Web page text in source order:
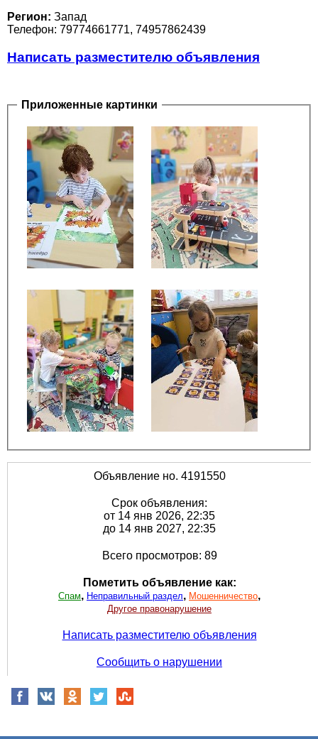
Регион: Запад
Телефон: 79774661771, 74957862439
Написать разместителю объявления
Приложенные картинки
Объявление но. 4191550
Срок объявления:
от 14 янв 2026, 22:35
до 14 янв 2027, 22:35
Всего просмотров: 89
Пометить объявление как:
Спам, Неправильный раздел, Мошенничество,
Другое правонарушение
Написать разместителю объявления
Сообщить о нарушении